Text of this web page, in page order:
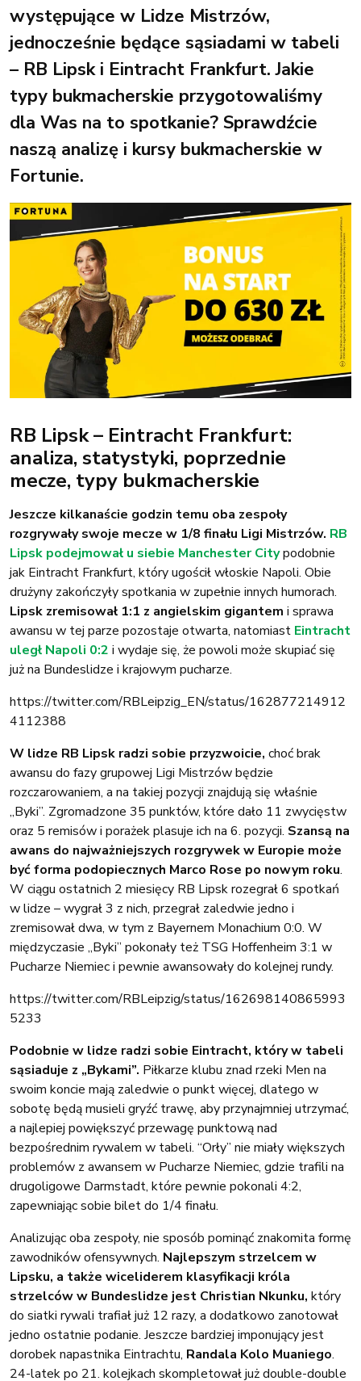
występujące w Lidze Mistrzów,
jednocześnie będące sąsiadami w tabeli
– RB Lipsk i Eintracht Frankfurt. Jakie
typy bukmacherskie przygotowaliśmy
dla Was na to spotkanie? Sprawdźcie
naszą analizę i kursy bukmacherskie w
Fortunie.
RB Lipsk – Eintracht Frankfurt:
analiza, statystyki, poprzednie
mecze, typy bukmacherskie
Jeszcze kilkanaście godzin temu oba zespoły
rozgrywały swoje mecze w 1/8 finału Ligi Mistrzów. RB
Lipsk podejmował u siebie Manchester Citypodobnie
jak Eintracht Frankfurt, który ugościł włoskie Napoli. Obie
drużyny zakończyły spotkania w zupełnie innych humorach.
Lipsk zremisował 1:1 z angielskim gigantem i sprawa
awansu w tej parze pozostaje otwarta, natomiast Eintracht
uległ Napoli 0:2 i wydaje się, że powoli może skupiać się
już na Bundeslidze i krajowym pucharze.
https://twitter.com/RBLeipzig_EN/status/162877214912
4112388
W lidze RB Lipsk radzi sobie przyzwoicie, choć brak
awansu do fazy grupowej Ligi Mistrzów będzie
rozczarowaniem, a na takiej pozycji znajdują się właśnie
„Byki”. Zgromadzone 35 punktów, które dało 11 zwycięstw
oraz 5 remisów i porażek plasuje ich na 6. pozycji. Szansą na
awans do najważniejszych rozgrywek w Europie może
być forma podopiecznych Marco Rose po nowym roku.
W ciągu ostatnich 2 miesięcy RB Lipsk rozegrał 6 spotkań
w lidze – wygrał 3 z nich, przegrał zaledwie jedno i
zremisował dwa, w tym z Bayernem Monachium 0:0. W
międzyczasie „Byki” pokonały też TSG Hoffenheim 3:1 w
Pucharze Niemiec i pewnie awansowały do kolejnej rundy.
https://twitter.com/RBLeipzig/status/162698140865993
5233
Podobnie w lidze radzi sobie Eintracht, który w tabeli
sąsiaduje z „Bykami”. Piłkarze klubu znad rzeki Men na
swoim koncie mają zaledwie o punkt więcej, dlatego w
sobotę będą musieli gryźć trawę, aby przynajmniej utrzymać,
a najlepiej powiększyć przewagę punktową nad
bezpośrednim rywalem w tabeli. “Orły” nie miały większych
problemów z awansem w Pucharze Niemiec, gdzie trafili na
drugoligowe Darmstadt, które pewnie pokonali 4:2,
zapewniając sobie bilet do 1/4 finału.
Analizując oba zespoły, nie sposób pominąć znakomita formę
zawodników ofensywnych. Najlepszym strzelcem w
Lipsku, a także wiceliderem klasyfikacji króla
strzelców w Bundeslidze jest Christian Nkunku, który
do siatki rywali trafiał już 12 razy, a dodatkowo zanotował
jedno ostatnie podanie. Jeszcze bardziej imponujący jest
dorobek napastnika Eintrachtu, Randala Kolo Muaniego.
24-latek po 21. kolejkach skompletował już double-double